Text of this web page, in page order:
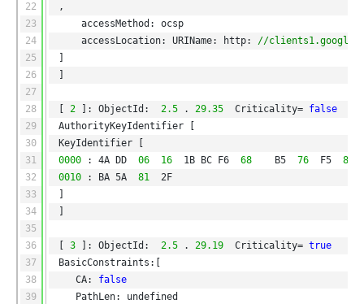
22
23
24
25
26
27
28
29
30
31
32
33
34
35
36
37
38
39
,
accessMethod: ocsp
accessLocation: URIName: http:
//
2 ]: ObjectId: 2.5 . 29.35 Criticality= false
AuthorityKeyIdentifier [
KeyIdentifier [
0000
: 4A DD 06 16 1B BC F6 68 B5 76 F5
81
0010
: BA 5A 81
2F
3 ]: ObjectId: 2.5 . 29.19 Criticality= true
BasicConstraints:[
CA:
false
PathLen: undefined